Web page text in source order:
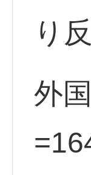
り
外